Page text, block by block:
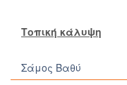
Τοπική κάλυψη
Σάμος Βαθύ